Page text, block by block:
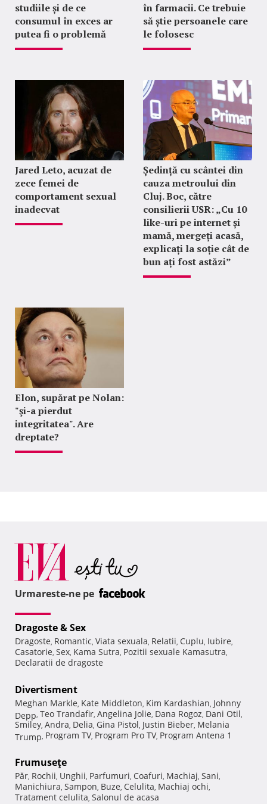
studiile și de ce
consumul în exces ar
putea fi o problemă
în farmacii. Ce trebuie
să știe persoanele care
le folosesc
Jared Leto, acuzat de
zece femei de
comportament sexual
inadecvat
Ședință cu scântei din
cauza metroului din
Cluj. Boc, către
consilierii USR: „Cu 10
like-uri pe internet și
mamă, mergeți acasă,
explicați la soție cât de
bun ați fost astăzi”
Elon, supărat pe Nolan:
"şi-a pierdut
integritatea". Are
dreptate?
Urmareste-ne pe
Dragoste & Sex
Dragoste, Romantic, Viata sexuala, Relatii, Cuplu, Iubire,
Casatorie, Sex, Kama Sutra, Pozitii sexuale Kamasutra,
Declaratii de dragoste
Divertisment
Meghan Markle, Kate Middleton, Kim Kardashian, Johnny
Depp, Teo Trandafir, Angelina Jolie, Dana Rogoz, Dani Otil,
Smiley, Andra, Delia, Gina Pistol, Justin Bieber, Melania
Trump, Program TV, Program Pro TV, Program Antena 1
Frumuseţe
Păr, Rochii, Unghii, Parfumuri, Coafuri, Machiaj, Sani,
Manichiura, Sampon, Buze, Celulita, Machiaj ochi,
Tratament celulita, Salonul de acasa